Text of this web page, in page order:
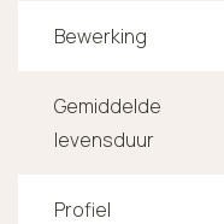
Bewerking
Gemiddelde
levensduur
Profiel